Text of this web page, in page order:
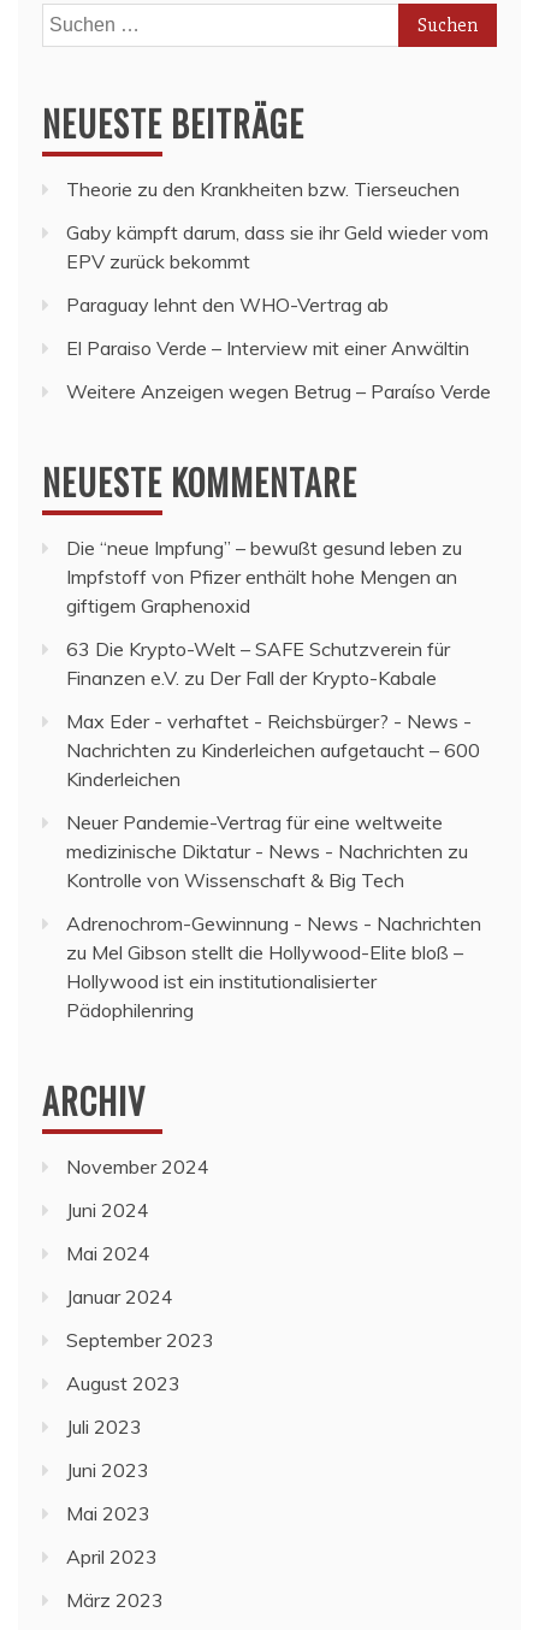
Suchen
nach:
NEUESTE BEITRÄGE
Theorie zu den Krankheiten bzw. Tierseuchen
Gaby kämpft darum, dass sie ihr Geld wieder vom
EPV zurück bekommt
Paraguay lehnt den WHO-Vertrag ab
El Paraiso Verde – Interview mit einer Anwältin
Weitere Anzeigen wegen Betrug – Paraíso Verde
NEUESTE KOMMENTARE
Die “neue Impfung” – bewußt gesund leben zu
Impfstoff von Pfizer enthält hohe Mengen an
giftigem Graphenoxid
63 Die Krypto-Welt – SAFE Schutzverein für
Finanzen e.V. zu Der Fall der Krypto-Kabale
Max Eder - verhaftet - Reichsbürger? - News -
Nachrichten zu Kinderleichen aufgetaucht – 600
Kinderleichen
Neuer Pandemie-Vertrag für eine weltweite
medizinische Diktatur - News - Nachrichten zu
Kontrolle von Wissenschaft & Big Tech
Adrenochrom-Gewinnung - News - Nachrichten
zu Mel Gibson stellt die Hollywood-Elite bloß –
Hollywood ist ein institutionalisierter
Pädophilenring
ARCHIV
November 2024
Juni 2024
Mai 2024
Januar 2024
September 2023
August 2023
Juli 2023
Juni 2023
Mai 2023
April 2023
März 2023